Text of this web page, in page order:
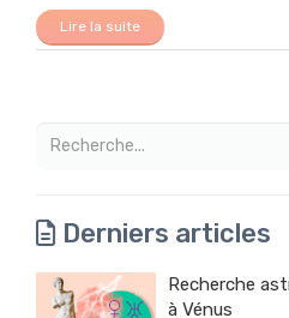
Lire la suite
Derniers articles
Recherche
à Vénus